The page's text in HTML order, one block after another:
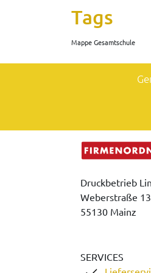
Tags
Mappe Gesamtschule
Druckbetrieb
Weberstraße 13
55130 Mainz
SERVICES